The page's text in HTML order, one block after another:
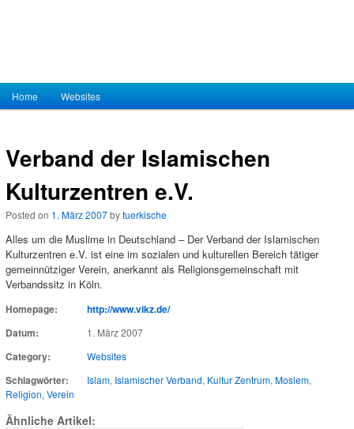
Hauptmenü
Zum Inhalt wechseln
Zum sekundären Inhalt wechseln
Home Websites
Verband der Islamischen
Kulturzentren e.V.
Posted on 1. März 2007 bytuerkische
Alles um die Muslime in Deutschland – Der Verband der Islamischen
Kulturzentren e.V. ist eine im sozialen und kulturellen Bereich tätiger
gemeinnütziger Verein, anerkannt als Religionsgemeinschaft mit
Verbandssitz in Köln.
Homepage:
http://www.vikz.de/
Datum:
1. März 2007
Category: Websites
Schlagwörter: Islam, Islamischer Verband, Kultur Zentrum, Moslem,
Religion, Verein
Ähnliche Artikel: